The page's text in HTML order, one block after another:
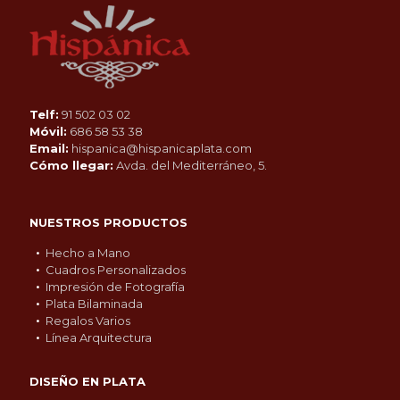
Telf: 91 502 03 02
Móvil: 686 58 53 38
Email: hispanica@hispanicaplata.com
Cómo llegar: Avda. del Mediterráneo, 5.
NUESTROS PRODUCTOS
Hecho a Mano
Cuadros Personalizados
Impresión de Fotografía
Plata Bilaminada
Regalos Varios
Línea Arquitectura
DISEÑO EN PLATA